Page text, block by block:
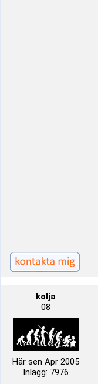
kolja
08
Här sen Apr 2005
Inlägg: 7976